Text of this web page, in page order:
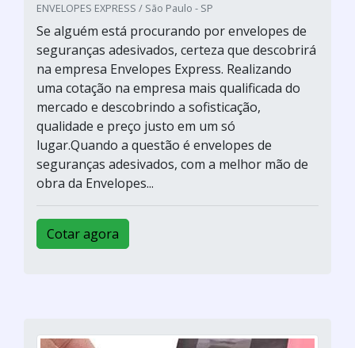
ENVELOPES EXPRESS / São Paulo - SP
Se alguém está procurando por envelopes de
seguranças adesivados, certeza que descobrirá
na empresa Envelopes Express. Realizando
uma cotação na empresa mais qualificada do
mercado e descobrindo a sofisticação,
qualidade e preço justo em um só
lugar.Quando a questão é envelopes de
seguranças adesivados, com a melhor mão de
obra da Envelopes...
Cotar agora